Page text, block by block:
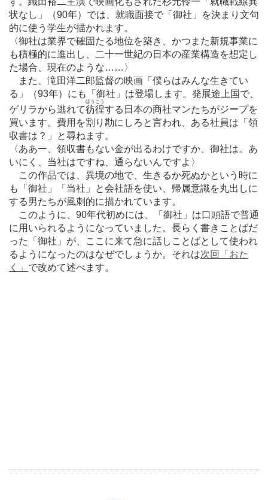
状なし」（90年）では、就職面接で「御社」を決まり文句
的に使う学生が描かれます。
〈御社は業界で確固たる地位を築き、かつまた新規事業に
も積極的に進出し、二十一世紀の日本の産業構造を想定し
た場合、現在のような… …〉
また、滝田洋二郎監督の映画「僕らはみんな生きてい
る」（93年）にも「御社」は登場します。発展途上国で、
ゲリラから逃れて彷徨
ほうこう
する日本の商社マンたちがジープを
買います。費用を割り勘にしろと言われ、ある社員は「領
収書は？」と尋ねます。
〈ああー、領収書もない金が出るわけですか、御社は。あ
いにく、当社はですね、通らないんですよ〉
この作品では、異境の地で、生きるか死ぬかという時に
も「御社」「当社」と会社語を使い、帰属意識を丸出しに
する男たちが風刺的に描かれています。
このように、90年代初めには、「御社」は口頭語で普通
に用いられるようになっていました。長らく書きことばだ
った「御社」が、ここに来て急に話しことばとして使われ
るようになったのはなぜでしょうか。それは次回「おた
く」 で改めて述べます。